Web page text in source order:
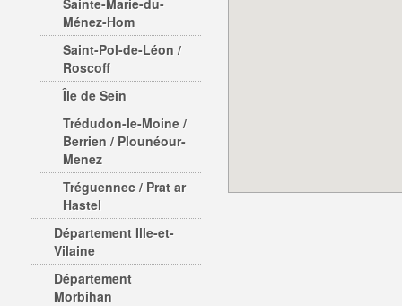
Sainte-Marie-du-
Ménez-Hom
Saint-Pol-de-Léon /
Roscoff
Île de Sein
Trédudon-le-Moine /
Berrien / Plounéour-
Menez
Tréguennec / Prat ar
Hastel
Département Ille-et-
Vilaine
Département
Morbihan